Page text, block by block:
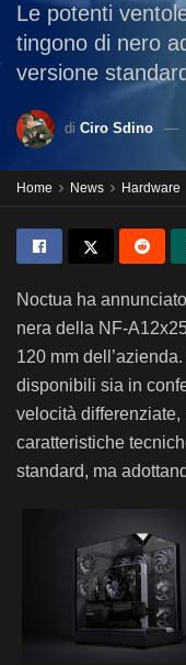
Le potenti
tingono di nero
versione standard
di Ciro Sdino
Home News Hardware
Noctua ha
nera della NF-
120 mm
disponibili sia in
velocità
caratteristiche
standard, ma